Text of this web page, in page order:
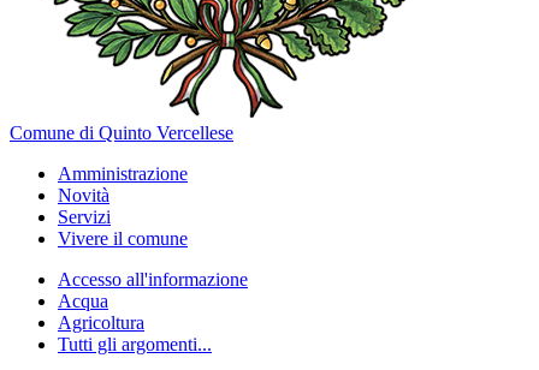
Comune di Quinto Vercellese
Amministrazione
Novità
Servizi
Vivere il comune
Accesso all'informazione
Acqua
Agricoltura
Tutti gli argomenti...